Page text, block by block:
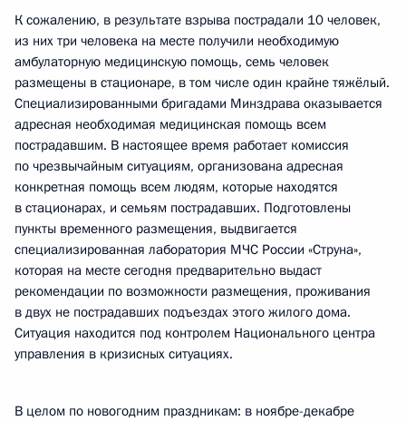
К сожалению, в результате взрыва пострадали 10 человек,
из них три человека на месте получили необходимую
амбулаторную медицинскую помощь, семь человек
размещены в стационаре, в том числе один крайне тяжёлый.
Специализированными бригадами Минздрава оказывается
адресная необходимая медицинская помощь всем
пострадавшим. В настоящее время работает комиссия
по чрезвычайным ситуациям, организована адресная
конкретная помощь всем людям, которые находятся
в стационарах, и семьям пострадавших. Подготовлены
пункты временного размещения, выдвигается
специализированная лаборатория МЧС России «Струна»,
которая на месте сегодня предварительно выдаст
рекомендации по возможности размещения, проживания
в двух не пострадавших подъездах этого жилого дома.
Ситуация находится под контролем Национального центра
управления в кризисных ситуациях.
В целом по новогодним праздникам: в ноябре-декабре